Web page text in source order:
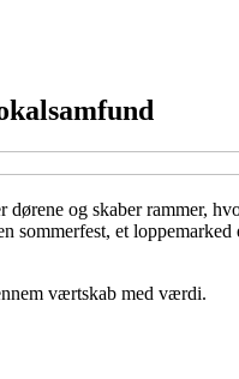
og skaber rammer,
sommerfest, et
værtskab med værdi.